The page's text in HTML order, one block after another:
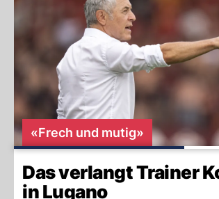
«Frech und mutig»
Das verlangt Trainer
in Lugano